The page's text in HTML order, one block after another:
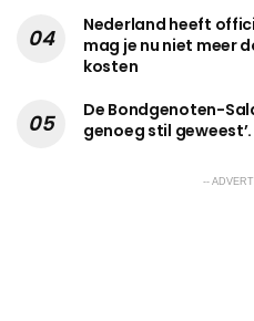
Nederland heeft
mag je nu niet meer
kosten
De Bondgenoten-
genoeg stil geweest’.
--